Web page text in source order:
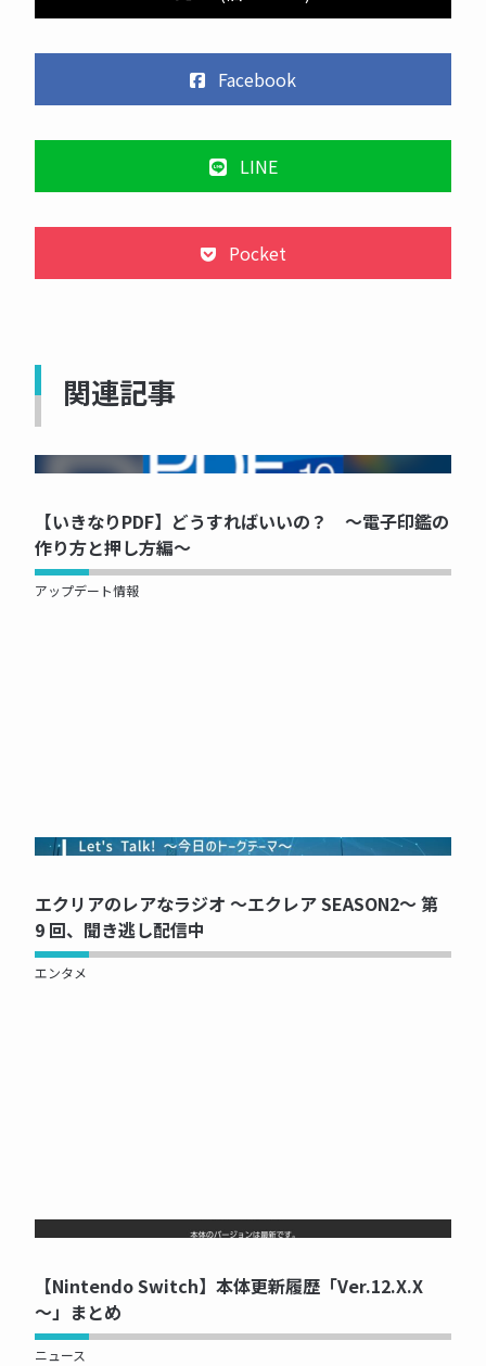
Facebook
LINE
Pocket
関連記事
NOW PRINTING...
【いきなりPDF】どうすればいいの？ ～電子印鑑の
作り方と押し方編～
アップデート情報
NOW PRINTING...
エクリアのレアなラジオ ～エクレア SEASON2～ 第
9 回、聞き逃し配信中
エンタメ
NOW PRINTING...
【Nintendo Switch】本体更新履歴「Ver.12.X.X
〜」まとめ
ニュース